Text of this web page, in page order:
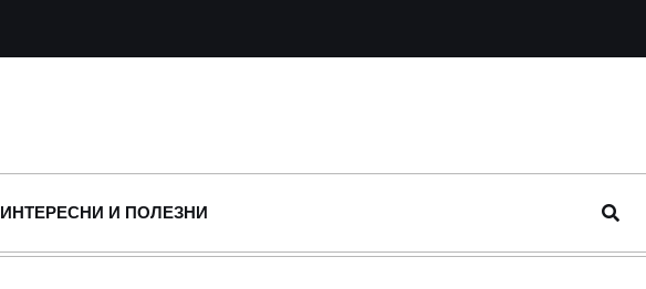
ИНТЕРЕСНИ И ПОЛЕЗНИ